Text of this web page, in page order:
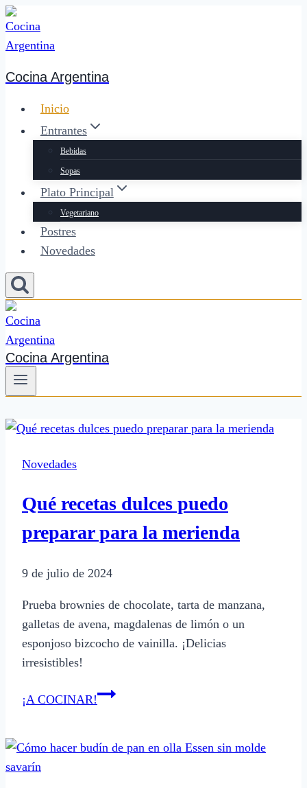
Saltar
al
contenido
Cocina Argentina
Inicio
Entrantes
Bebidas
Sopas
Plato Principal
Vegetariano
Postres
Novedades
Cocina Argentina
Novedades
Qué recetas dulces puedo
preparar para la merienda
9 de julio de 2024
Prueba brownies de chocolate, tarta de manzana,
galletas de avena, magdalenas de limón o un
esponjoso bizcocho de vainilla. ¡Delicias
irresistibles!
¡A COCINAR!Qué
puedo